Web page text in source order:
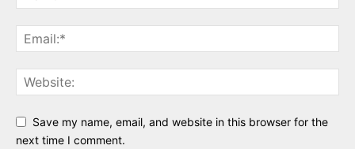
Save my name, email, and website in this browser for the
next time I comment.